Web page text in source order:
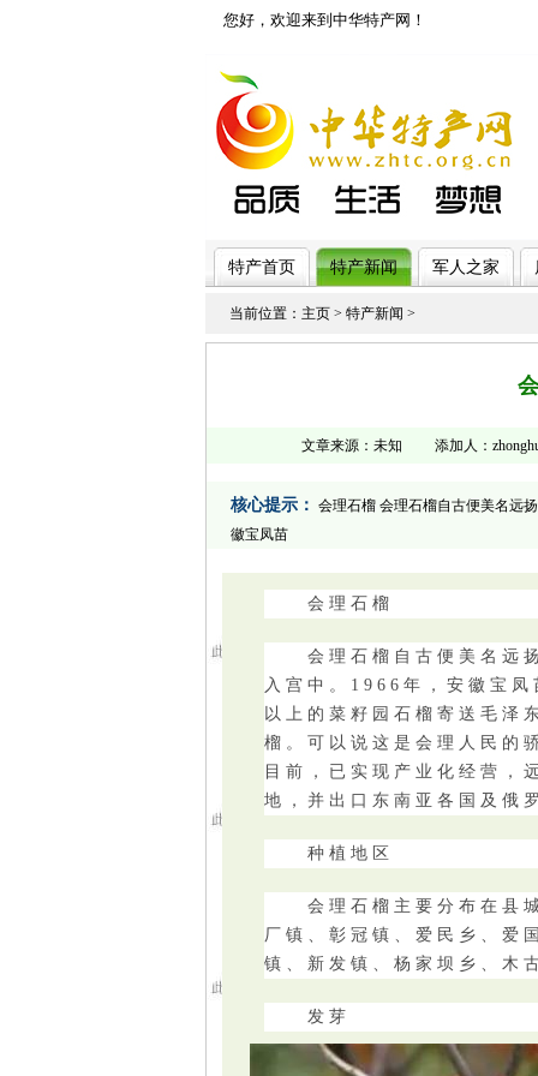
您好，欢迎来到中华特产网！
济南网站制作
特产首页
特产新闻 军人之家
当前位置： 主页 > 特产新闻 >
文章来源：未知 添加人：
核心提示： 会理石榴 会理石榴自古便美名远
徽宝凤苗
会理石榴
会理石榴自古便美名远扬
入宫中。1966年，安徽宝
以上的菜籽园石榴寄送毛泽
榴。可以说这是会理人民的
目前，已实现产业化经营，
地，并出口东南亚各国及俄
种植地区
会理石榴主要分布在县
厂镇、彰冠镇、爱民乡、爱
镇、新发镇、杨家坝乡、木
发芽